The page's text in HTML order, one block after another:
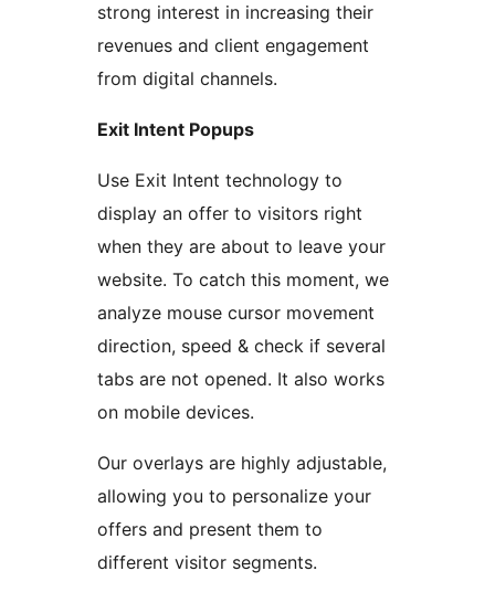
strong interest in increasing their
revenues and client engagement
from digital channels.
Exit Intent Popups
Use Exit Intent technology to
display an offer to visitors right
when they are about to leave your
website. To catch this moment, we
analyze mouse cursor movement
direction, speed & check if several
tabs are not opened. It also works
on mobile devices.
Our overlays are highly adjustable,
allowing you to personalize your
offers and present them to
different visitor segments.